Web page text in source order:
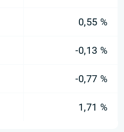
0,55 %
-0,13 %
-0,77 %
1,71 %